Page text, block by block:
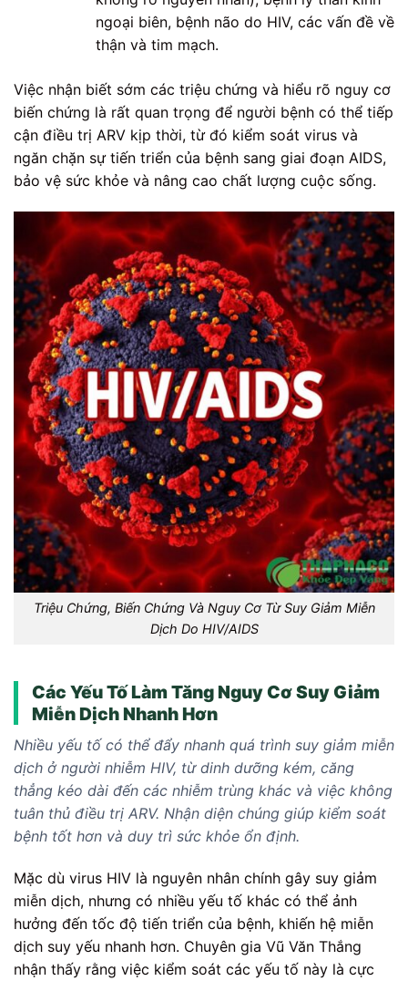
ngoại biên, bệnh não do HIV, các vấn đề về
thận và tim mạch.
Việc nhận biết sớm các triệu chứng và hiểu rõ nguy cơ
biến chứng là rất quan trọng để người bệnh có thể tiếp
cận điều trị ARV kịp thời, từ đó kiểm soát virus và
ngăn chặn sự tiến triển của bệnh sang giai đoạn AIDS,
bảo vệ sức khỏe và nâng cao chất lượng cuộc sống.
Triệu Chứng, Biến Chứng Và Nguy Cơ Từ Suy Giảm Miễn
Dịch Do HIV/AIDS
Các Yếu Tố Làm Tăng Nguy Cơ Suy Giảm
Miễn Dịch Nhanh Hơn
Nhiều yếu tố có thể đẩy nhanh quá trình suy giảm miễn
dịch ở người nhiễm HIV, từ dinh dưỡng kém, căng
thẳng kéo dài đến các nhiễm trùng khác và việc không
tuân thủ điều trị ARV. Nhận diện chúng giúp kiểm soát
bệnh tốt hơn và duy trì sức khỏe ổn định.
Mặc dù virus HIV là nguyên nhân chính gây suy giảm
miễn dịch, nhưng có nhiều yếu tố khác có thể ảnh
hưởng đến tốc độ tiến triển của bệnh, khiến hệ miễn
dịch suy yếu nhanh hơn. Chuyên gia Vũ Văn Thắng
nhận thấy rằng việc kiểm soát các yếu tố này là cực